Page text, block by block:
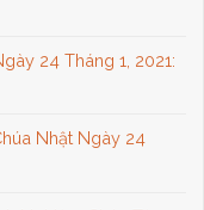
24 Tháng 1, 2021:
Nhật Ngày 24